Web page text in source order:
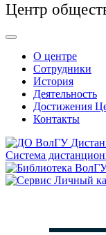
Центр
О центре
Сотрудники
История
Деятельность
Достижения
Контакты
Система